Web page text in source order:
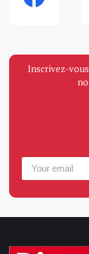
Inscrivez-